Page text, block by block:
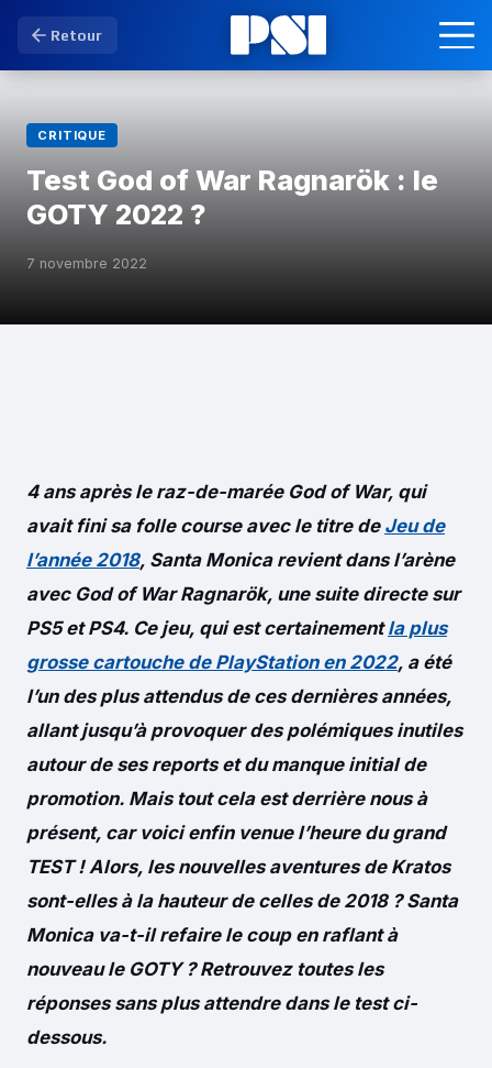
Retour
CRITIQUE
Test God of War Ragnarök : le
GOTY 2022 ?
7 novembre 2022
4 ans après le raz-de-marée God of War, qui
avait fini sa folle course avec le titre de Jeu de
l’année 2018, Santa Monica revient dans l’arène
avec God of War Ragnarök, une suite directe sur
PS5 et PS4. Ce jeu, qui est certainementla plus
grosse cartouche de PlayStation en 2022, a été
l’un des plus attendus de ces dernières années,
allant jusqu’à provoquer des polémiques inutiles
autour de ses reports et du manque initial de
promotion. Mais tout cela est derrière nous à
présent, car voici enfin venue l’heure du grand
TEST ! Alors, les nouvelles aventures de Kratos
sont-elles à la hauteur de celles de 2018 ? Santa
Monica va-t-il refaire le coup en raflant à
nouveau le GOTY ? Retrouvez toutes les
réponses sans plus attendre dans le test ci-
dessous.